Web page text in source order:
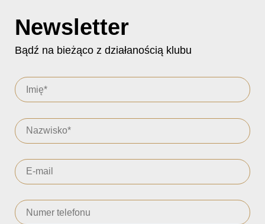
Newsletter
Bądź na bieżąco z działanością klubu